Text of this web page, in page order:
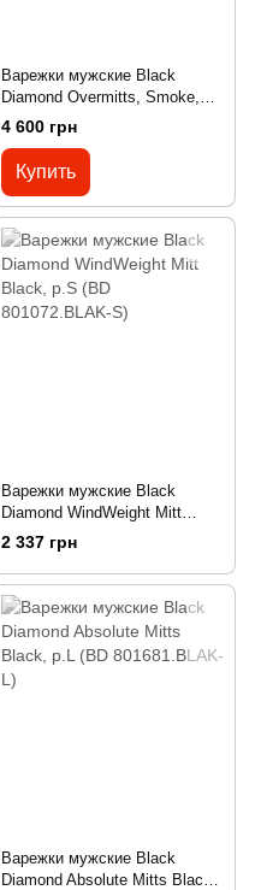
Варежки мужские Black
Diamond Overmitts, Smoke,
XS (BD 801424SMOKXS_1)
4 600 грн
Купить
Варежки мужские Black
Diamond WindWeight Mitt
Black, р.S (BD 801072.BLAK-
2 337 грн
Варежки мужские Black
Diamond Absolute Mitts Black,